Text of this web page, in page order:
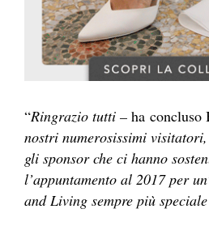
“Ringrazio tutti – ha concluso
nostri numerosissimi
gli sponsor che ci hanno
l’appuntamento al 2017 per
and Living sempre più